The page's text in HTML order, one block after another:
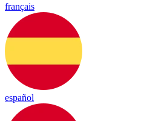
français
español